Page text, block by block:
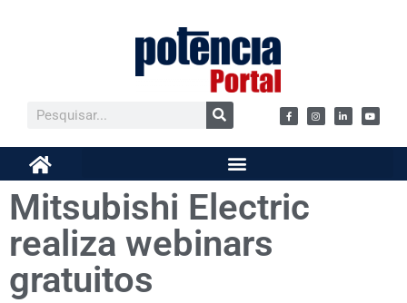
Mitsubishi Electric
realiza webinars
gratuitos